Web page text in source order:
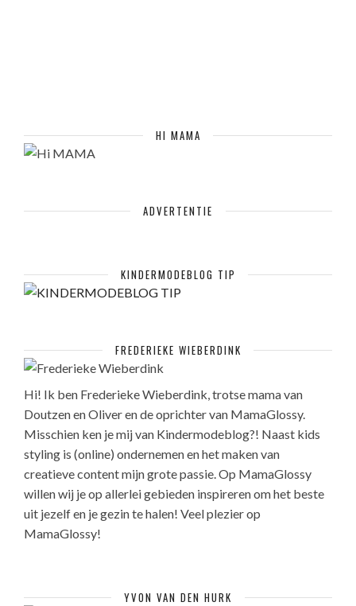
HI MAMA
ADVERTENTIE
KINDERMODEBLOG TIP
FREDERIEKE WIEBERDINK
Hi! Ik ben Frederieke Wieberdink, trotse mama van
Doutzen en Oliver en de oprichter van MamaGlossy.
Misschien ken je mij van Kindermodeblog?! Naast kids
styling is (online) ondernemen en het maken van
creatieve content mijn grote passie. Op MamaGlossy
willen wij je op allerlei gebieden inspireren om het beste
uit jezelf en je gezin te halen! Veel plezier op
MamaGlossy!
YVON VAN DEN HURK